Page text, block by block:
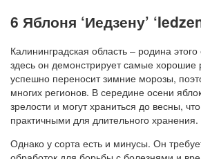
6 Яблоня ‘Иедзену’
Калининградская область – родина
здесь он демонстрирует самые хорошие
успешно переносит зимние морозы,
многих регионов. В середине осени
зрелости и могут храниться до весны,
практичными для длительного хранения.
Однако у сорта есть и минусы. Он